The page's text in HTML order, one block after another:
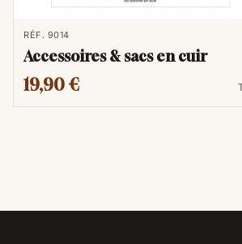
RÉF. 9014
Accessoires & sacs en cuir
19,90 €